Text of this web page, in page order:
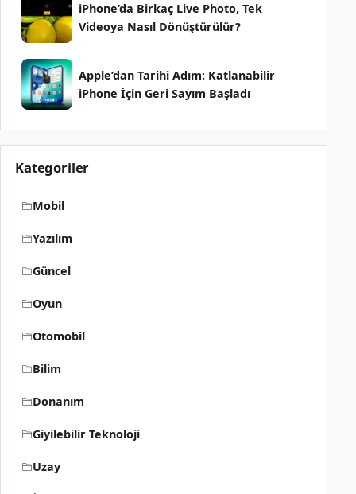
iPhone’da Birkaç Live Photo, Tek
Videoya Nasıl Dönüştürülür?
Apple’dan Tarihi Adım: Katlanabilir
iPhone İçin Geri Sayım Başladı
Kategoriler
Mobil
Yazılım
Güncel
Oyun
Otomobil
Bilim
Donanım
Giyilebilir Teknoloji
Uzay